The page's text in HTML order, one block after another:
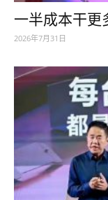
一半成本干更
2026年7月31日